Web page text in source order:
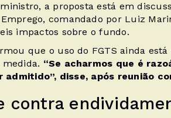
a proposta está em
comandado por Luiz
impactos sobre o fundo.
que o uso do FGTS ainda
“Se acharmos que é
admitido”, disse, após reunião
contra